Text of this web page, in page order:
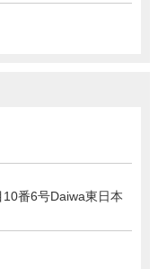
番6号Daiwa東日本